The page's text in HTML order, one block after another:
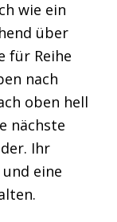
wie ein
über
für Reihe
nach
oben hell
nächste
Ihr
eine